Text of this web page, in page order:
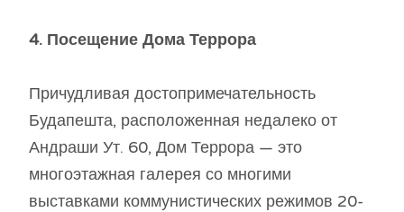
4. Посещение Дома Террора
Причудливая достопримечательность
Будапешта, расположенная недалеко от
Андраши Ут. 60, Дом Террора — это
многоэтажная галерея со многими
выставками коммунистических режимов 20-